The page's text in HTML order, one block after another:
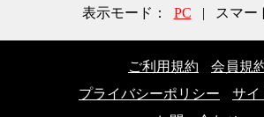
表示モード： PC | スマー
ご利用規約
会員規
プライバシーポリシー
サイ